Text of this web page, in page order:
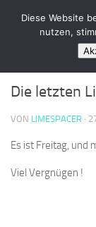
Zum Inhalt
LimeSpace - IT
LINKS DER WOCHE
Die letzten
VON LIMESPACER ·
Es ist Freitag, und
Viel Vergnügen !
Diese Website
nutzen,